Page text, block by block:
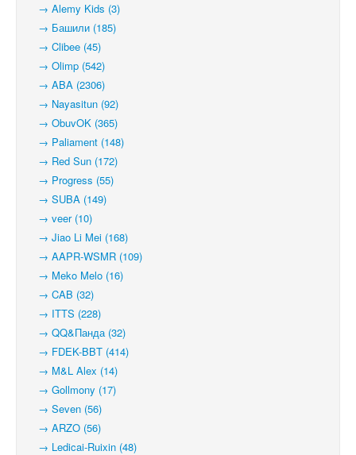
→ Alemy Kids (3)
→ Башили (185)
→ Clibee (45)
→ Olimp (542)
→ ABA (2306)
→ Nayasitun (92)
→ ObuvOK (365)
→ Paliament (148)
→ Red Sun (172)
→ Progress (55)
→ SUBA (149)
→ veer (10)
→ Jiao Li Mei (168)
→ AAPR-WSMR (109)
→ Meko Melo (16)
→ CAB (32)
→ ITTS (228)
→ QQ&Панда (32)
→ FDEK-BBT (414)
→ M&L Alex (14)
→ Gollmony (17)
→ Seven (56)
→ ARZO (56)
→ Ledicai-Ruixin (48)